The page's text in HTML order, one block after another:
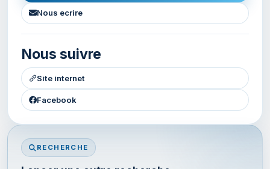
Nous ecrire
Nous suivre
Site internet
Facebook
RECHERCHE